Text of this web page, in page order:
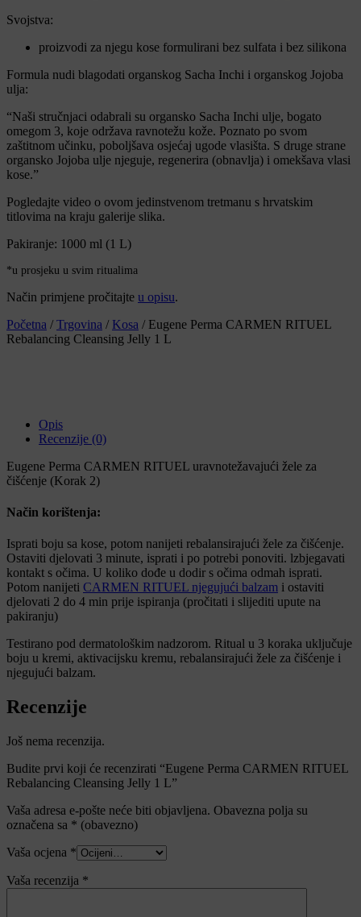
Svojstva:
proizvodi za njegu kose formulirani bez sulfata i bez silikona
Formula nudi blagodati organskog Sacha Inchi i organskog Jojoba
ulja:
“Naši stručnjaci odabrali su organsko Sacha Inchi ulje, bogato
omegom 3, koje održava ravnotežu kože. Poznato po svom
zaštitnom učinku, poboljšava osjećaj ugode vlasišta. S druge strane
organsko Jojoba ulje njeguje, regenerira (obnavlja) i omekšava vlasi
kose.”
Pogledajte video o ovom jedinstvenom tretmanu s hrvatskim
titlovima na kraju galerije slika.
Pakiranje: 1000 ml (1 L)
*u prosjeku u svim ritualima
Način primjene pročitajte u opisu.
Početna / Trgovina / Kosa / Eugene Perma CARMEN RITUEL
Rebalancing Cleansing Jelly 1 L
Opis
Recenzije (0)
Eugene Perma CARMEN RITUEL uravnotežavajući žele za
čišćenje (Korak 2)
Način korištenja:
Isprati boju sa kose, potom nanijeti rebalansirajući žele za čišćenje.
Ostaviti djelovati 3 minute, isprati i po potrebi ponoviti. lzbjegavati
kontakt s očima. U koliko dođe u dodir s očima odmah isprati.
Potom nanijeti CARMEN RITUEL njegujući balzam i ostaviti
djelovati 2 do 4 min prije ispiranja (pročitati i slijediti upute na
pakiranju)
Testirano pod dermatološkim nadzorom. Ritual u 3 koraka uključuje
boju u kremi, aktivacijsku kremu, rebalansirajući žele za čišćenje i
njegujući balzam.
Recenzije
Još nema recenzija.
Budite prvi koji će recenzirati “Eugene Perma CARMEN RITUEL
Rebalancing Cleansing Jelly 1 L”
Vaša adresa e-pošte neće biti objavljena. Obavezna polja su
označena sa * (obavezno)
Vaša ocjena *
Vaša recenzija *